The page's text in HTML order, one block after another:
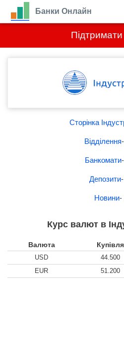
Банки Онлайн
Сторінка
Відділення
Банкомати
Депозити
Новини-
Курс валют в
Валюта Купівля
USD 44.500
EUR
51.200